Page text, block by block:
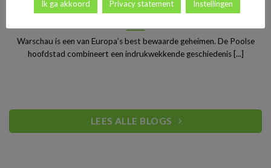
Stedentrip Warschau: ontdek de verrassende charme van
Warschau is een van Europa’s best bewaarde geheimen. De Poolse
hoofdstad combineert een indrukwekkende geschiedenis [...]
LEES ALLE BLOGS
Ik ga akkoord Privacy statement Instellingen